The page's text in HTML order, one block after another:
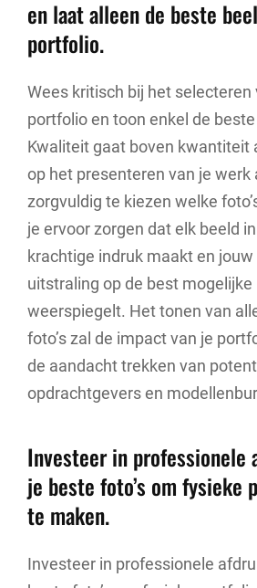
en laat alleen de beste
portfolio.
Wees kritisch bij het selecteren
portfolio en toon enkel de
Kwaliteit gaat boven kwantiteit
op het presenteren van je werk
zorgvuldig te kiezen welke
je ervoor zorgen dat elk beeld
krachtige indruk maakt en
uitstraling op de best mogelijke
weerspiegelt. Het tonen van
foto’s zal de impact van je
de aandacht trekken van
opdrachtgevers en
Investeer in professionele
je beste foto’s om fysieke
te maken.
Investeer in professionele